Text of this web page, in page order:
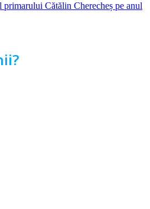
primarului Cătălin Cherecheș pe anul